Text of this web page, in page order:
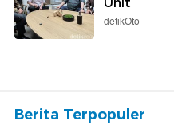
detikOto
Berita Terpopuler